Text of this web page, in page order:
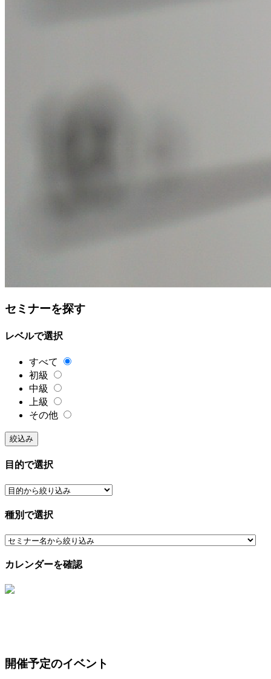
セミナーを探す
レベルで選択
すべて
初級
中級
上級
その他
絞込み
目的で選択
種別で選択
カレンダーを確認
開催予定のイベント